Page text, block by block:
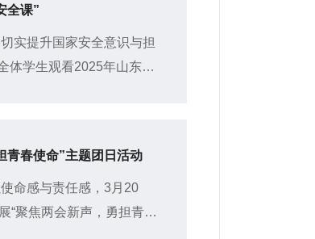
全课”
实提升国家安全意识与担
体学生观看2025年山东省
青春使命”主题团日活动
命感与责任感，3月20
“聚焦两会新声，勇担青春